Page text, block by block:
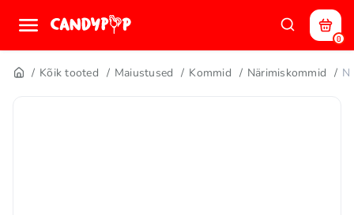
0
Kõik tooted Maiustused Kommid Närimiskommid